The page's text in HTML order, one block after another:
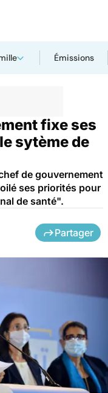
Émissions
fixe ses
sytème de
de gouvernement
ses priorités pour
de santé".
Partager